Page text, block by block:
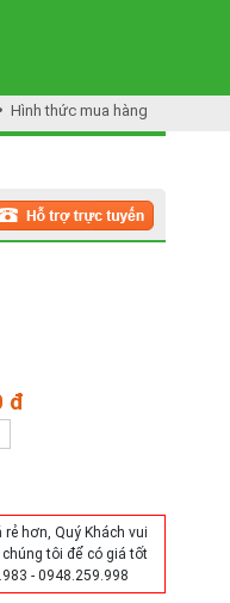
Hình thức mua hàng
đ
rẻ hơn, Quý Khách vui
chúng tôi để có giá tốt
- 0948.259.998